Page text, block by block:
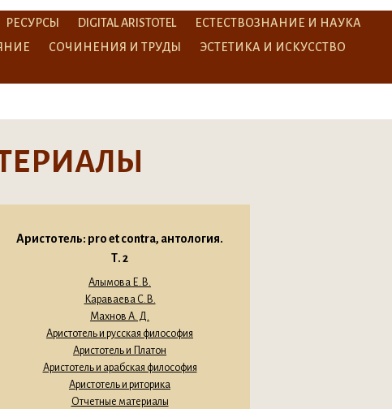
РЕСУРСЫ DIGITAL ARISTOTEL
ЕСТЕСТВОЗНАНИЕ И НАУКА
СОЧИНЕНИЯ И ТРУДЫ
ЭСТЕТИКА И ИСКУССТВО
Аристотель: pro et contra, антология.
Т. 2
Алымова Е.В.
Караваева С.В.
Махнов А. Д.
Аристотель и русская философия
Аристотель и Платон
Аристотель и арабская философия
Аристотель и риторика
Отчетные материалы